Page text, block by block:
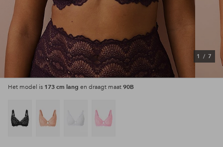
1 / 7
Het model is 173 cm lang en draagt maat 90B